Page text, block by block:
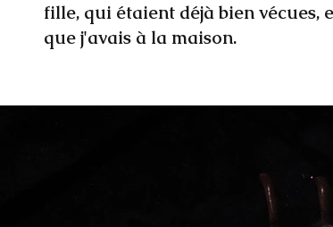
fille, qui étaient déjà bien vécues,
que j'avais à la maison.